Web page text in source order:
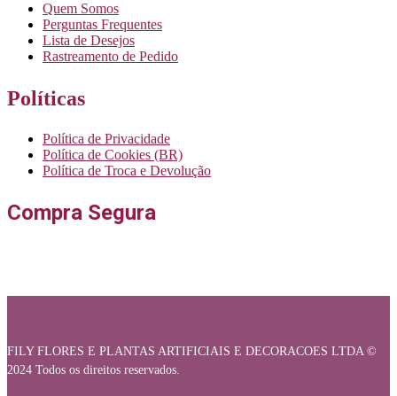
Quem Somos
Perguntas Frequentes
Lista de Desejos
Rastreamento de Pedido
Políticas
Política de Privacidade
Política de Cookies (BR)
Política de Troca e Devolução
Compra Segura
FILY FLORES E PLANTAS ARTIFICIAIS E DECORACOES LTDA ©
2024 Todos os direitos reservados.